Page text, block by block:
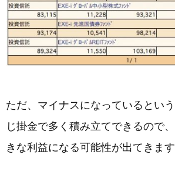
ただ、マイナスになっているとい
じ掛金で多く積み立てできるので
きな利益になる可能性が出てきます